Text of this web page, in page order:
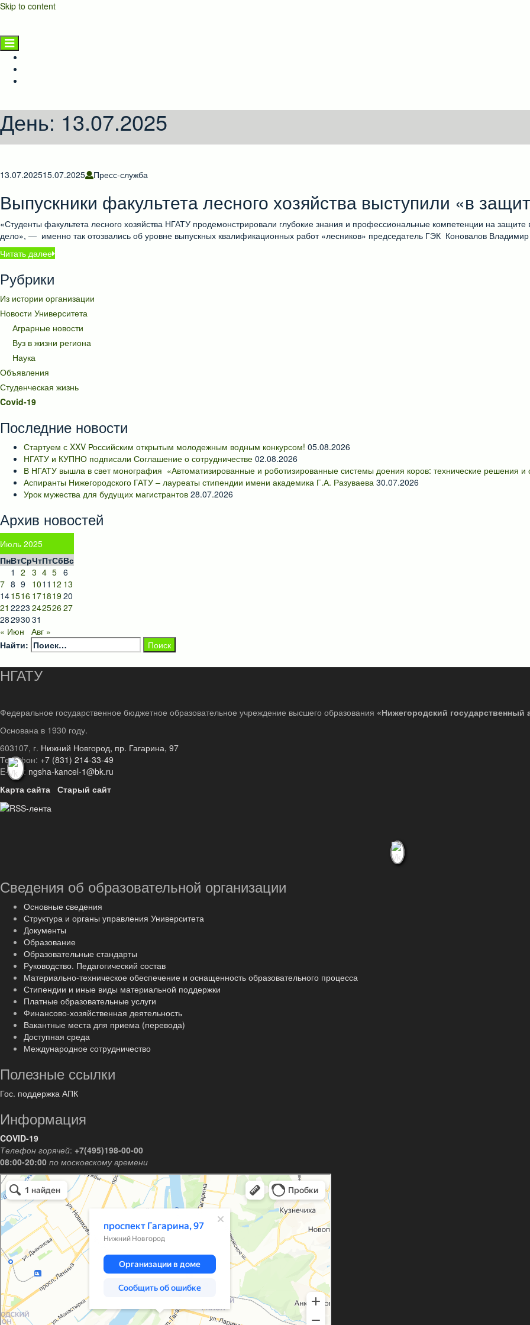
Skip to content
День: 13.07.2025
13.07.202515.07.2025 Пресс-служба
Выпускники факультета лесного хозяйства выступили «в
«Студенты факультета лесного хозяйства НГАТУ продемонстрировали глубокие знания и профессиональные компетенции на
дело», — именно так отозвались об уровне выпускных квалификационных работ «лесников» председатель ГЭК Коновалов
Читать далее
Рубрики
Из истории организации
Новости Университета
Аграрные новости
Вуз в жизни региона
Наука
Объявления
Студенческая жизнь
Covid-19
Последние новости
Стартуем с XXV Российским открытым молодежным водным конкурсом! 05.08.2026
НГАТУ и КУПНО подписали Соглашение о сотрудничестве 02.08.2026
В НГАТУ вышла в свет монография «Автоматизированные и роботизированные системы доения коров: технические решения и
Аспиранты Нижегородского ГАТУ – лауреаты стипендии имени академика Г.А. Разуваева 30.07.2026
Урок мужества для будущих магистрантов 28.07.2026
Архив новостей
Июль 2025
ПнВтСрЧтПтСбВс
1 2 3 4 5 6
7 8 9 1011 12 13
141516 17181920
21 2223 24252627
282930 31
« Июн
Авг »
Найти:
НГАТУ
Федеральное государственное бюджетное образовательное учреждение высшего образования «Нижегородский государственный
Основана в 1930 году.
603107, г. Нижний Новгород, пр. Гагарина, 97
Телефон: +7 (831) 214-33-49
E-mail: ngsha-kancel-1@bk.ru
Карта сайта Старый сайт
Сведения об образовательной организации
Основные сведения
Структура и органы управления Университета
Документы
Образование
Образовательные стандарты
Руководство. Педагогический состав
Материально-техническое обеспечение и оснащенность образовательного процесса
Стипендии и иные виды материальной поддержки
Платные образовательные услуги
Финансово-хозяйственная деятельность
Вакантные места для приема (перевода)
Доступная среда
Международное сотрудничество
Полезные ссылки
Гос. поддержка АПК
Информация
COVID-19
Телефон горячей: +7(495)198-00-00
08:00-20:00 по московскому времени